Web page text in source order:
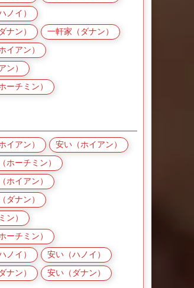
ノイ）
ナン） 一軒家（ダナン）
イアン）
ン）
ーチミン）
イアン） 安い（ホイアン）
ホーチミン）
ホイアン）
ダナン）
ン）
ーチミン）
ノイ） 安い（ハノイ）
ナン） 安い（ダナン）